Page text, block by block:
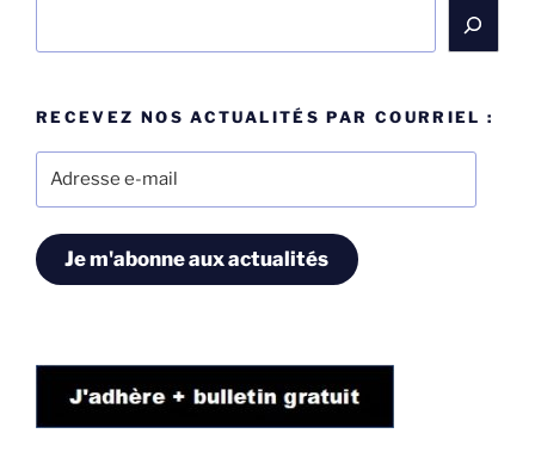
RECEVEZ NOS ACTUALITÉS PAR COURRIEL :
Je m'abonne aux actualités